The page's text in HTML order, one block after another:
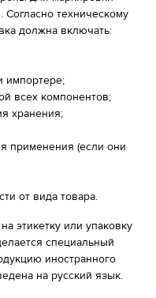
техническому
должна включать:
импортере;
всех компонентов;
хранения;
применения (если они
от вида товара.
этикетку или упаковку
специальный
иностранного
на русский язык.